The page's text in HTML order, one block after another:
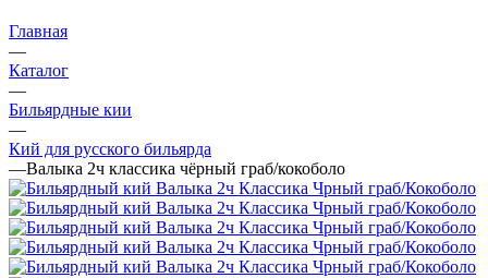
Главная
—
Каталог
—
Бильярдные кии
—
Кий для русского бильярда
—Валыка 2ч классика чёрный граб/кокоболо